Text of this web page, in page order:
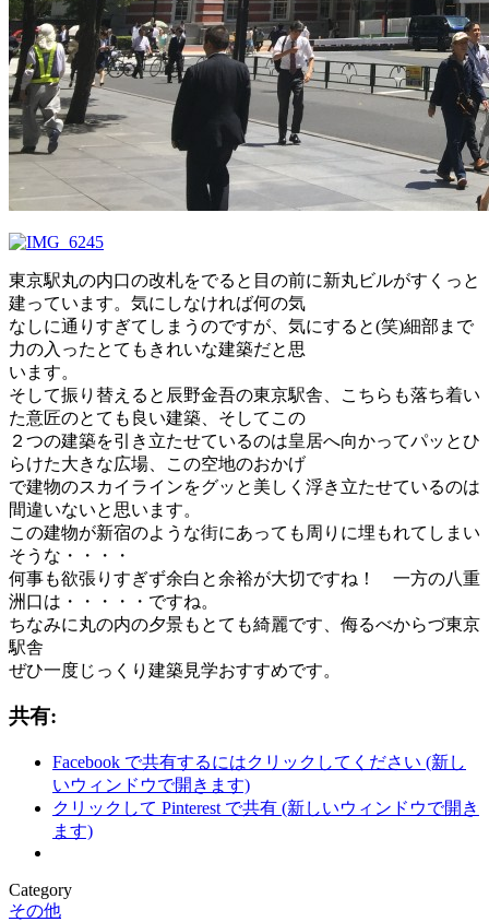
東京駅丸の内口の改札をでると目の前に新丸ビルがすくっと
建っています。気にしなければ何の気
なしに通りすぎてしまうのですが、気にすると(笑)細部まで
力の入ったとてもきれいな建築だと思
います。
そして振り替えると辰野金吾の東京駅舎、こちらも落ち着い
た意匠のとても良い建築、そしてこの
２つの建築を引き立たせているのは皇居へ向かってパッとひ
らけた大きな広場、この空地のおかげ
で建物のスカイラインをグッと美しく浮き立たせているのは
間違いないと思います。
この建物が新宿のような街にあっても周りに埋もれてしまい
そうな・・・・
何事も欲張りすぎず余白と余裕が大切ですね！ 一方の八重
洲口は・・・・・ですね。
ちなみに丸の内の夕景もとても綺麗です、侮るべからづ東京
駅舎
ぜひ一度じっくり建築見学おすすめです。
共有:
Facebook で共有するにはクリックしてください (新し
いウィンドウで開きます)
クリックして Pinterest で共有 (新しいウィンドウで開き
ます)
Category
その他